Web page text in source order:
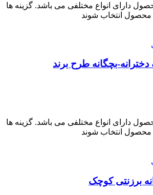
دارای انواع مختلفی می باشد. گزینه ها
انتخاب شوند
دارای انواع مختلفی می باشد. گزینه ها
انتخاب شوند